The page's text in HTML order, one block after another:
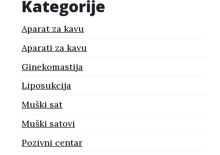
Kategorije
Aparat za kavu
Aparati za kavu
Ginekomastija
Liposukcija
Muški sat
Muški satovi
Pozivni centar